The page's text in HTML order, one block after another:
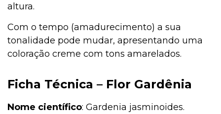
altura.
Com o tempo (amadurecimento) a sua
tonalidade pode mudar, apresentando uma
coloração creme com tons amarelados.
Ficha Técnica – Flor Gardênia
Nome científico: Gardenia jasminoides.